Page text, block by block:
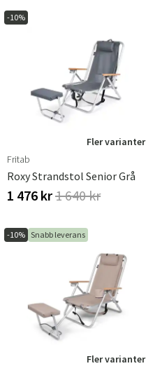
-10%
Fler varianter
Fritab
Roxy Strandstol Senior Grå
1 476 kr1 640 kr
-10% Snabb leverans
Fler varianter